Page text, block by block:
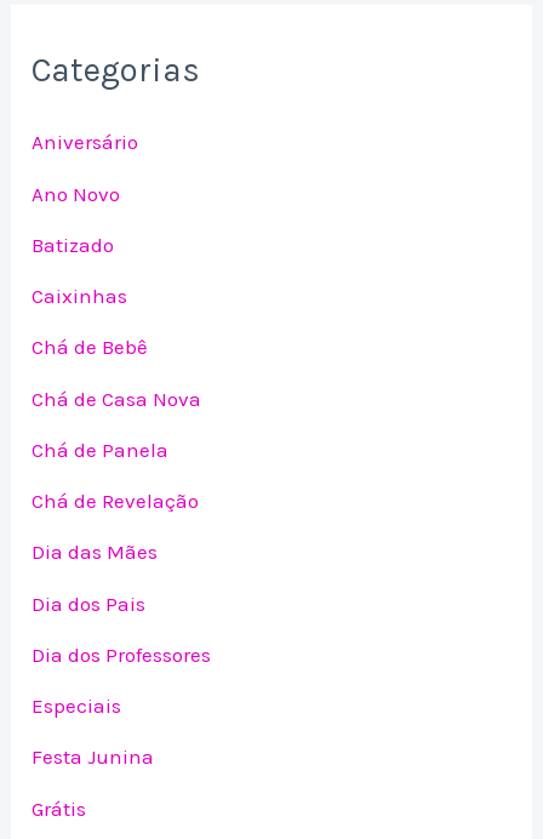
Categorias
Aniversário
Ano Novo
Batizado
Caixinhas
Chá de Bebê
Chá de Casa Nova
Chá de Panela
Chá de Revelação
Dia das Mães
Dia dos Pais
Dia dos Professores
Especiais
Festa Junina
Grátis